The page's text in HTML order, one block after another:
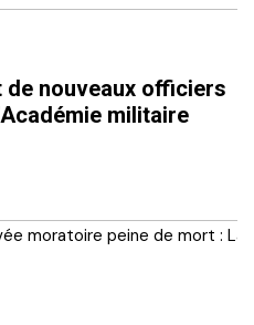
nouveaux officiers
militaire